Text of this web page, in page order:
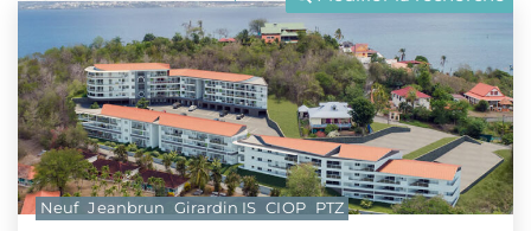
LLI
CIIC (Corse)
Maurice (non-résident)
PTZ
TVA réduite
Pays de la Loire
Provence-Alpes-Côte d'Azur
Guadeloupe (971)
Guyane (973)
La Réunion (974)
Neuf Jeanbrun Girardin IS CIOP PTZ